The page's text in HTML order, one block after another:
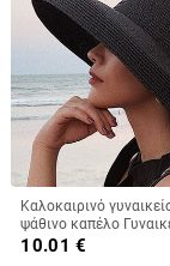
Καλοκαιρινό
ψάθινο καπέλο
για ήλιο σε στυλ
καπέλο ηλίου με
10.01 €